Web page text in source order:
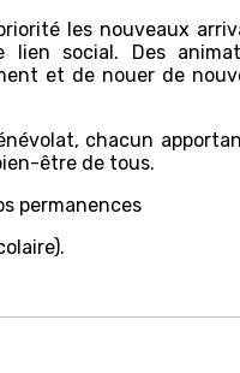
les nouveaux
social. Des
et de nouer de
chacun
être de tous.
permanences